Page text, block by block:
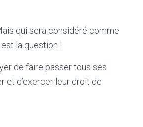
qui sera considéré comme
la question !
de faire passer tous ses
et d’exercer leur droit de